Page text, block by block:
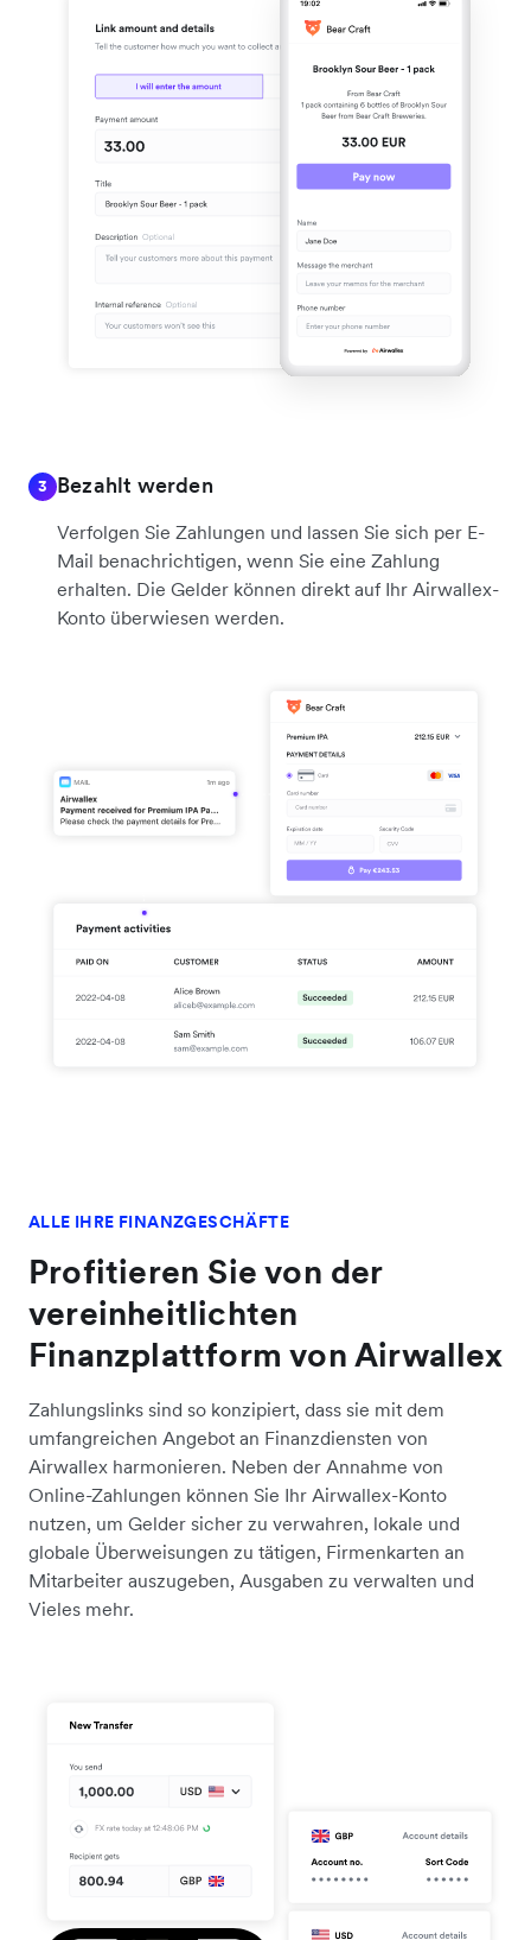
3 Bezahlt werden
Verfolgen Sie Zahlungen und lassen Sie sich per E-
Mail benachrichtigen, wenn Sie eine Zahlung
erhalten. Die Gelder können direkt auf Ihr Airwallex-
Konto überwiesen werden.
ALLE IHRE FINANZGESCHÄFTE
Profitieren Sie von der
vereinheitlichten
Finanzplattform von Airwallex
Zahlungslinks sind so konzipiert, dass sie mit dem
umfangreichen Angebot an Finanzdiensten von
Airwallex harmonieren. Neben der Annahme von
Online-Zahlungen können Sie Ihr Airwallex-Konto
nutzen, um Gelder sicher zu verwahren, lokale und
globale Überweisungen zu tätigen, Firmenkarten an
Mitarbeiter auszugeben, Ausgaben zu verwalten und
Vieles mehr.